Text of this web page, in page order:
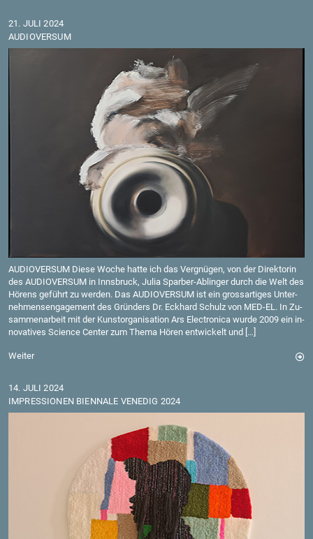
21. JULI 2024
AU­DIO­VER­SUM
AU­DIO­VER­SUM Diese Woche hatte ich das Ver­gnü­gen, von der Di­rek­to­rin
des AU­DIO­VER­SUM in Inns­bruck, Julia Spar­ber-Ab­lin­ger durch die Welt des
Hö­rens ge­führt zu wer­den. Das AU­DIO­VER­SUM ist ein gross­ar­ti­ges Un­ter­
neh­mens­en­ga­ge­ment des Grün­ders Dr. Eck­hard Schulz von MED-EL. In Zu­
sam­men­ar­beit mit der Kunst­or­ga­ni­sa­ti­on Ars Elec­tro­ni­ca wurde 2009 ein in­
no­va­ti­ves Sci­ence Cen­ter zum Thema Hören ent­wi­ckelt und […]
Wei­ter
14. JULI 2024
IM­PRES­SIO­NEN BI­EN­NA­LE VE­NE­DIG 2024